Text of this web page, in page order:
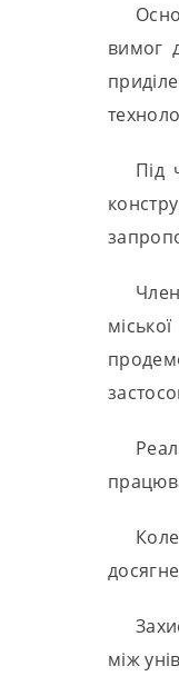
вимог
Під
між